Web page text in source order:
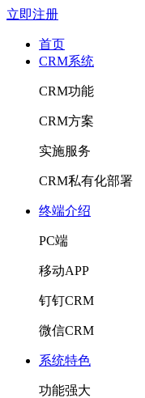
立即注册
首页
CRM系统
CRM功能
CRM方案
实施服务
CRM私有化部署
终端介绍
PC端
移动APP
钉钉CRM
微信CRM
系统特色
功能强大